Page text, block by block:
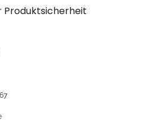
Produktsicherheit